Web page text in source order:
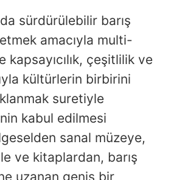
sürdürülebilir barış
amacıyla multi-
kapsayıcılık, çeşitlilik ve
kültürlerin birbirini
suretiyle
kabul edilmesi
sanal müzeye,
ve kitaplardan, barış
uzanan geniş bir